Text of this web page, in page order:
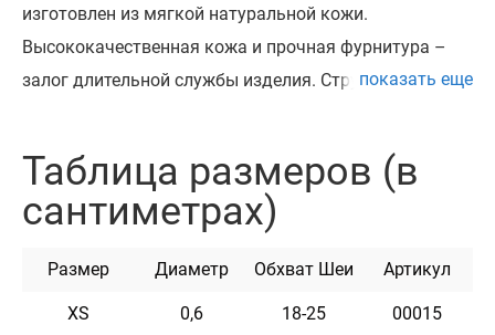
изготовлен из мягкой натуральной кожи.
Высококачественная кожа и прочная фурнитура – ​​
залог длительной службы изделия. Структура кожи
приятный глянец и гладкую фактуру. Доступен в
различных цветах и ​​размерах.
показать еще
Таблица размеров (в
сантиметрах)
Размер Диаметр Обхват Шеи Артикул
XS 0,6 18-25 00015